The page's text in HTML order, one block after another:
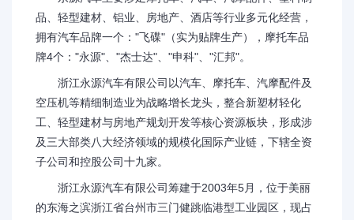
品、轻型建材、铝业、房地产、酒店等行业多元化经营，
拥有汽车品牌一个："飞碟"（实为贴牌生产），摩托车品
牌4个："永源"、"杰士达"、"申科"、"汇邦"。
浙江永源汽车有限公司以汽车、摩托车、汽摩配件及
空压机等精细制造业为战略增长龙头，整合新塑材轻化
工、轻型建材与房地产规划开发等核心资源板块，形成涉
及三大部类八大经济领域的规模化国际产业链，下辖全资
子公司和控股公司十九家。
浙江永源汽车有限公司筹建于2003年5月，位于美丽
的东海之滨浙江省台州市三门健跳临港型工业园区，现占